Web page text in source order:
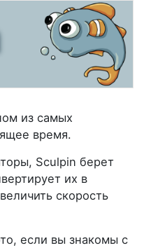
из самых
время.
Sculpin берет
их в
скорость
если вы знакомы с